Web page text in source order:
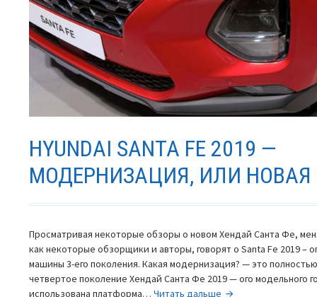
HYUNDAI SANTA FE 2019 —
МОДЕРНИЗАЦИЯ, ИЛИ
Просматривая некоторые обзоры о новом Хендай Санта Фе,
как некоторые обзорщики и авторы, говорят о Santa Fe 2019 –
машины 3-его поколения. Какая модернизация? — это
четвертое поколение Хендай Санта Фе 2019 — ого модельного
использована платформа…Читать дальше Hyundai